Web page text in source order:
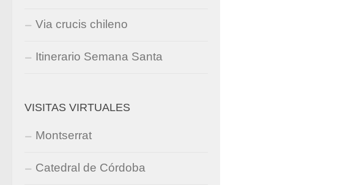
Via crucis chileno
Itinerario Semana Santa
VISITAS VIRTUALES
Montserrat
Catedral de Córdoba